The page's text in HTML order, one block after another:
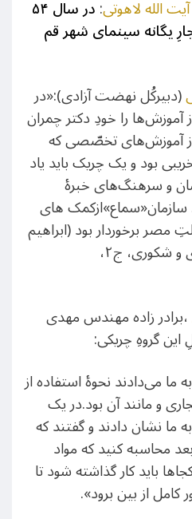
الله لاهوتی: در سال ۵۴
یگانه سینمای شهر قم
(دبیرکُل نهضت آزادی):«در
آموزش‌ها را خودِ دکتر چمران
آموزش‌های تخصّصی که
بود و یک چریک باید یاد
و سرهنگ‌های خبرۀ
های
مصر برخوردار بود (ابراهیم
یزدی،شصت سال صبوری و شکوری، ج۲،
،برادر زاده مهندس مهدی
این گروهِ چریکی:
ما می‌دادند نحوۀ استفاده از
و مانند آن بود.در یک
ما نشان دادند و گفتند که
محاسبه کنید که مواد
باید کار گذاشته شود تا
کامل از بین برود».